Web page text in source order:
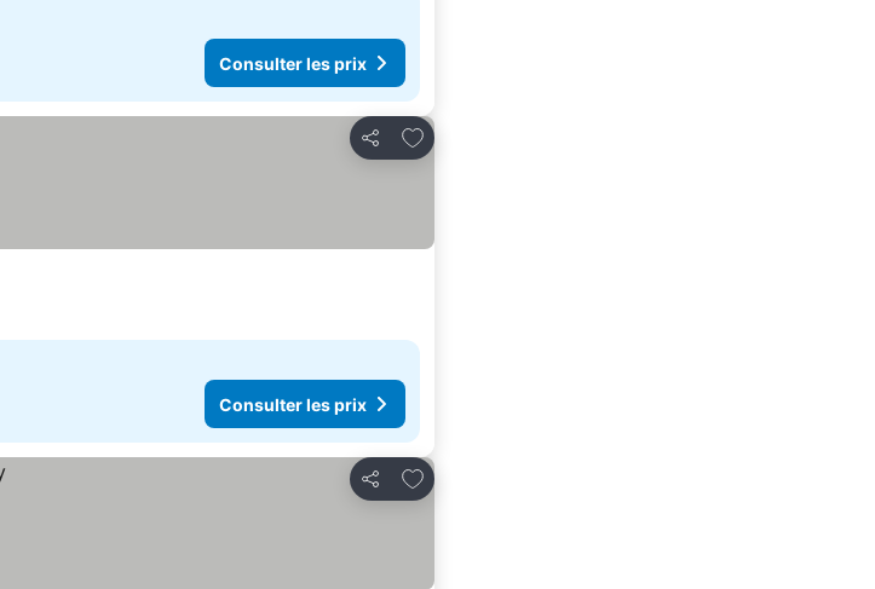
Consulter les prix
Partager
Ajouter à mes favoris
Consulter les prix
Partager
Ajouter à mes favoris